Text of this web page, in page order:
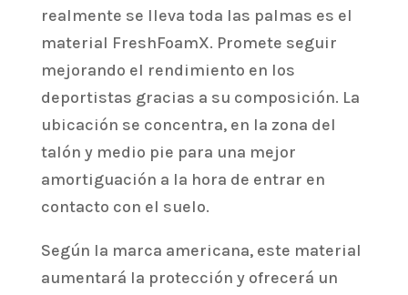
realmente se lleva toda las palmas es el
material FreshFoamX. Promete seguir
mejorando el rendimiento en los
deportistas gracias a su composición. La
ubicación se concentra, en la zona del
talón y medio pie para una mejor
amortiguación a la hora de entrar en
contacto con el suelo.
Según la marca americana, este material
aumentará la protección y ofrecerá un